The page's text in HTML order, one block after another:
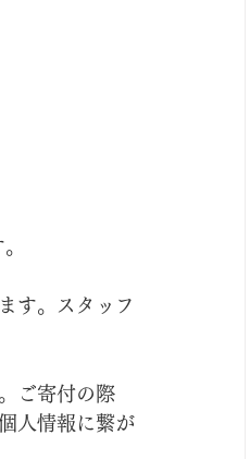
す。スタッフ
ご寄付の際
人情報に繋が